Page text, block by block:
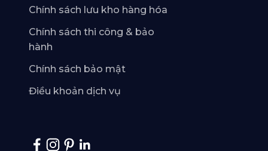
Chính sách lưu kho hàng hóa
Chính sách thi công & bảo
hành
Chính sách bảo mật
Điều khoản dịch vụ